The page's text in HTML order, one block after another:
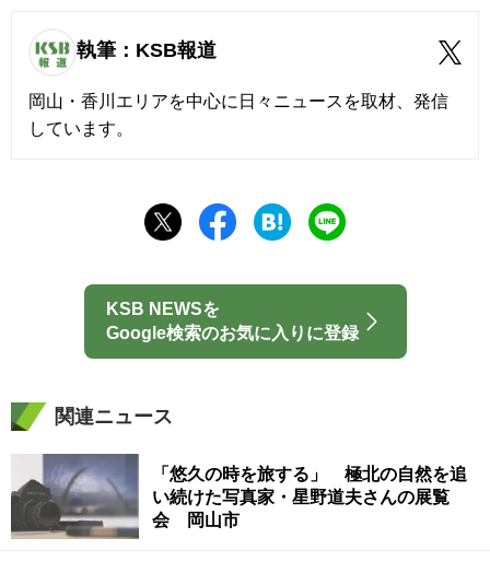
執筆：KSB報道
岡山・香川エリアを中心に日々ニュースを取材、発信
しています。
KSB NEWSを
Google検索のお気に入りに登録
関連ニュース
「悠久の時を旅する」 極北の自然を追
い続けた写真家・星野道夫さんの展覧
会 岡山市